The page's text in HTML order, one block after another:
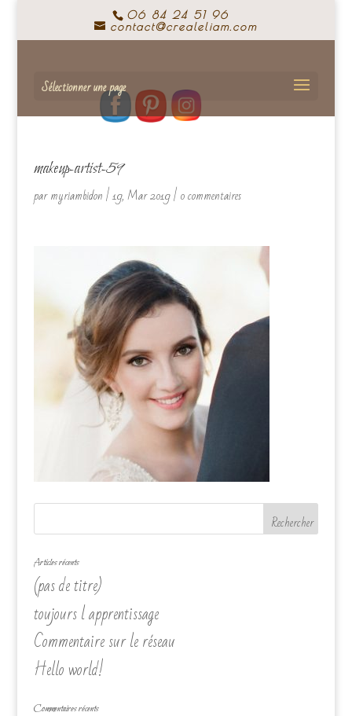
06 84 24 51 96
contact@crealeliam.com
Sélectionner une page
makeup-artist-59
parmyriambidon|19, Mar 2019|0 commentaires
Articles récents
(pas de titre)
toujours l apprentissage
Commentaire sur le réseau
Hello world!
Commentaires récents